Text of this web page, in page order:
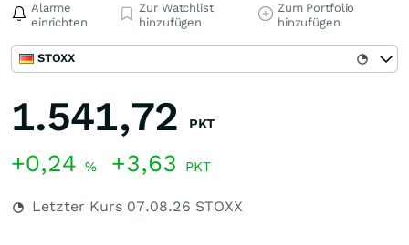
Alarme
einrichten
Zur Watchlist
hinzufügen
Zum Portfolio
hinzufügen
STOXX
1.541,72 PKT
+0,24 % +3,63 PKT
Letzter Kurs 07.08.26 STOXX